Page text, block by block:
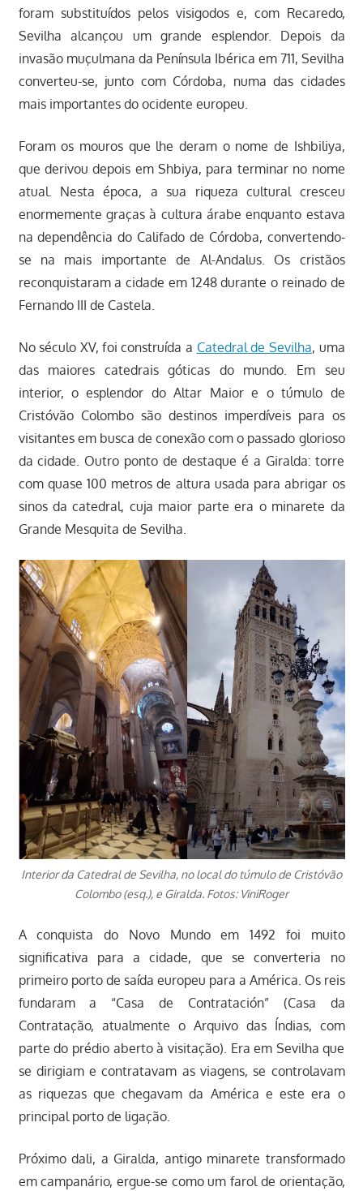
foram substituídos pelos visigodos e, com Recaredo,
Sevilha alcançou um grande esplendor. Depois da
invasão muçulmana da Península Ibérica em 711, Sevilha
converteu-se, junto com Córdoba, numa das cidades
mais importantes do ocidente europeu.
Foram os mouros que lhe deram o nome de Ishbiliya,
que derivou depois em Shbiya, para terminar no nome
atual. Nesta época, a sua riqueza cultural cresceu
enormemente graças à cultura árabe enquanto estava
na dependência do Califado de Córdoba, convertendo-
se na mais importante de Al-Andalus. Os cristãos
reconquistaram a cidade em 1248 durante o reinado de
Fernando III de Castela.
No século XV, foi construída a Catedral de Sevilha, uma
das maiores catedrais góticas do mundo. Em seu
interior, o esplendor do Altar Maior e o túmulo de
Cristóvão Colombo são destinos imperdíveis para os
visitantes em busca de conexão com o passado glorioso
da cidade. Outro ponto de destaque é a Giralda: torre
com quase 100 metros de altura usada para abrigar os
sinos da catedral, cuja maior parte era o minarete da
Grande Mesquita de Sevilha.
Interior da Catedral de Sevilha, no local do túmulo de Cristóvão
Colombo (esq.), e Giralda. Fotos: ViniRoger
A conquista do Novo Mundo em 1492 foi muito
significativa para a cidade, que se converteria no
primeiro porto de saída europeu para a América. Os reis
fundaram a “Casa de Contratación” (Casa da
Contratação, atualmente o Arquivo das Índias, com
parte do prédio aberto à visitação). Era em Sevilha que
se dirigiam e contratavam as viagens, se controlavam
as riquezas que chegavam da América e este era o
principal porto de ligação.
Próximo dali, a Giralda, antigo minarete transformado
em campanário, ergue-se como um farol de orientação,